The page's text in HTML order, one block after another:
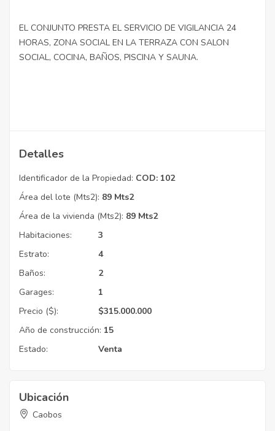
EL CONJUNTO PRESTA EL SERVICIO DE VIGILANCIA 24
HORAS, ZONA SOCIAL EN LA TERRAZA CON SALON
SOCIAL, COCINA, BAÑOS, PISCINA Y SAUNA.
Detalles
Identificador de la Propiedad: COD: 102
Área del lote (Mts2): 89 Mts2
Área de la vivienda (Mts2): 89 Mts2
Habitaciones:
3
Estrato:
4
Baños:
2
Garages:
1
Precio ($):
$315.000.000
Año de construcción: 15
Estado:
Venta
Ubicación
Caobos